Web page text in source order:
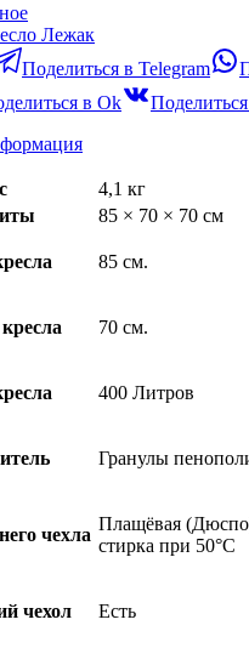
Лежак
Поделиться в Telegram
в Ok
4,1 кг
85 × 70 × 70 см
85 см.
70 см.
400 Литров
Гранулы
чехла
Плащёвая
стирка при 50°С
чехол Есть